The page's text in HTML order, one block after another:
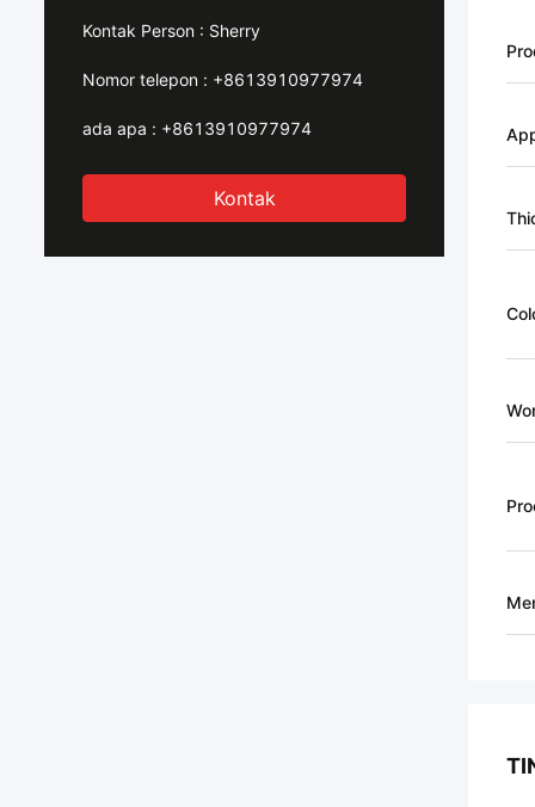
Kontak Person : Sherry
Nomor telepon : +8613910977974
ada apa : +8613910977974
Kontak